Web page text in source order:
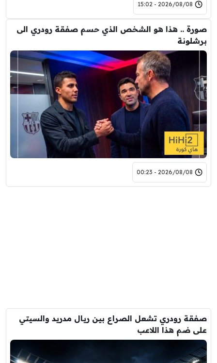
2026/08/08 - 15:02
صورة .. هذا هو الشخص الذي حسم صفقة رودري الى
برشلونة
2026/08/08 - 00:23
صفقة رودري تشعل الصراع بين ريال مدريد والسيتي
على ضم هذا اللاعب